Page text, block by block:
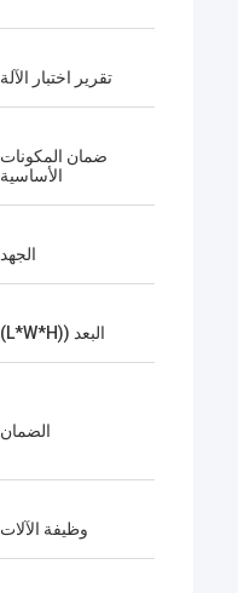
تقرير اختبار الآلة
ضمان المكونات
الأساسية
الجهد
البعد ((L*W*H)
الضمان
وظيفة الآلات